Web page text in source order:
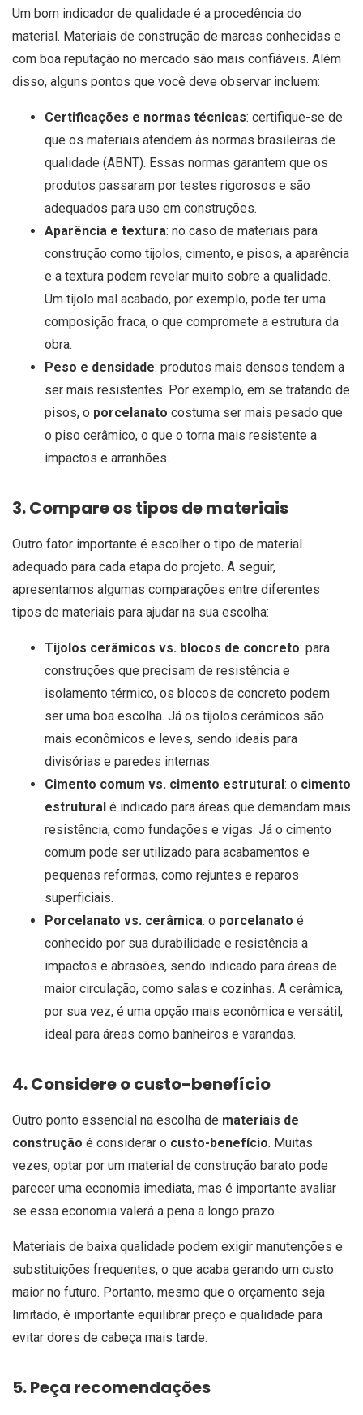
Um bom indicador de qualidade é a procedência do
material. Materiais de construção de marcas conhecidas e
com boa reputação no mercado são mais confiáveis. Além
disso, alguns pontos que você deve observar incluem:
Certificações e normas técnicas: certifique-se de
que os materiais atendem às normas brasileiras de
qualidade (ABNT). Essas normas garantem que os
produtos passaram por testes rigorosos e são
adequados para uso em construções.
Aparência e textura: no caso de materiais para
construção como tijolos, cimento, e pisos, a aparência
e a textura podem revelar muito sobre a qualidade.
Um tijolo mal acabado, por exemplo, pode ter uma
composição fraca, o que compromete a estrutura da
obra.
Peso e densidade: produtos mais densos tendem a
ser mais resistentes. Por exemplo, em se tratando de
pisos, o porcelanato costuma ser mais pesado que
o piso cerâmico, o que o torna mais resistente a
impactos e arranhões.
3. Compare os tipos de materiais
Outro fator importante é escolher o tipo de material
adequado para cada etapa do projeto. A seguir,
apresentamos algumas comparações entre diferentes
tipos de materiais para ajudar na sua escolha:
Tijolos cerâmicos vs. blocos de concreto: para
construções que precisam de resistência e
isolamento térmico, os blocos de concreto podem
ser uma boa escolha. Já os tijolos cerâmicos são
mais econômicos e leves, sendo ideais para
divisórias e paredes internas.
Cimento comum vs. cimento estrutural : o cimento
estrutural é indicado para áreas que demandam mais
resistência, como fundações e vigas. Já o cimento
comum pode ser utilizado para acabamentos e
pequenas reformas, como rejuntes e reparos
superficiais.
Porcelanato vs. cerâmica: o porcelanato é
conhecido por sua durabilidade e resistência a
impactos e abrasões, sendo indicado para áreas de
maior circulação, como salas e cozinhas. A cerâmica,
por sua vez, é uma opção mais econômica e versátil,
ideal para áreas como banheiros e varandas.
4. Considere o custo-benefício
Outro ponto essencial na escolha de materiais de
construção é considerar o custo-benefício. Muitas
vezes, optar por um material de construção barato pode
parecer uma economia imediata, mas é importante avaliar
se essa economia valerá a pena a longo prazo.
Materiais de baixa qualidade podem exigir manutenções e
substituições frequentes, o que acaba gerando um custo
maior no futuro. Portanto, mesmo que o orçamento seja
limitado, é importante equilibrar preço e qualidade para
evitar dores de cabeça mais tarde.
5. Peça recomendações